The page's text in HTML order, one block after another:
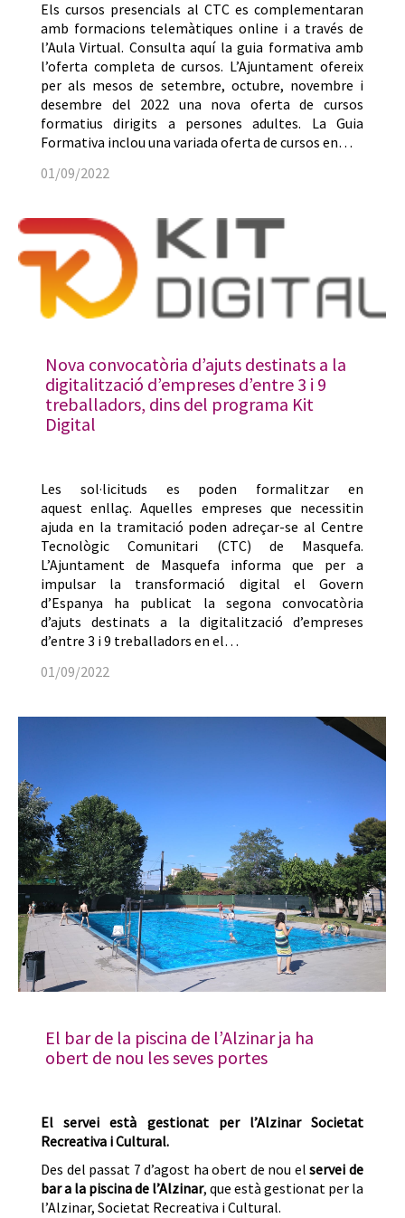
Els cursos presencials al CTC es complementaran
amb formacions telemàtiques online i a través de
l’Aula Virtual. Consulta aquí la guia formativa amb
l’oferta completa de cursos. L’Ajuntament ofereix
per als mesos de setembre, octubre, novembre i
desembre del 2022 una nova oferta de cursos
formatius dirigits a persones adultes. La Guia
Formativa inclou una variada oferta de cursos en…
01/09/2022
Nova convocatòria d’ajuts destinats a la
digitalització d’empreses d’entre 3 i 9
treballadors, dins del programa Kit
Digital
Les sol·licituds es poden formalitzar en
aquest enllaç. Aquelles empreses que necessitin
ajuda en la tramitació poden adreçar-se al Centre
Tecnològic Comunitari (CTC) de Masquefa.
L’Ajuntament de Masquefa informa que per a
impulsar la transformació digital el Govern
d’Espanya ha publicat la segona convocatòria
d’ajuts destinats a la digitalització d’empreses
d’entre 3 i 9 treballadors en el…
01/09/2022
El bar de la piscina de l’Alzinar ja ha
obert de nou les seves portes
El servei està gestionat per l’Alzinar Societat
Recreativa i Cultural.
Des del passat 7 d’agost ha obert de nou el servei de
bar a la piscina de l’Alzinar, que està gestionat per la
l’Alzinar, Societat Recreativa i Cultural.